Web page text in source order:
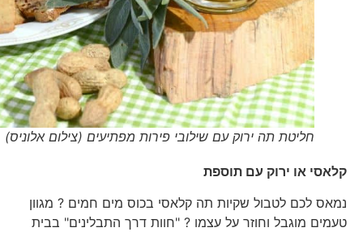
חליטת תה ירוק עם שילובי פירות מפתיעים (צילום אלוניס)
קלאסי או ירוק עם תוספת
נמאס לכם לטבול שקיות תה קלאסי בכוס מים חמים ? מגוון
טעמים מוגבל וחוזר על עצמו ? "חוות דרך התבלינים" בבית